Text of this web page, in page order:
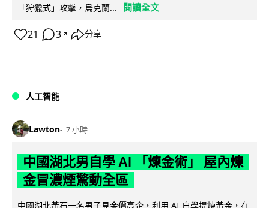
「狩獵式」攻擊，烏克蘭...
閱讀全文
21 3 ↗ 分享
人工智能
Lawton 7 小時
中國湖北男自學 AI 「煉金術」 屋內煉
金冒濃煙驚動全區
中國湖北黃石一名男子見金價高企，利用 AI 自學提煉黃金，在